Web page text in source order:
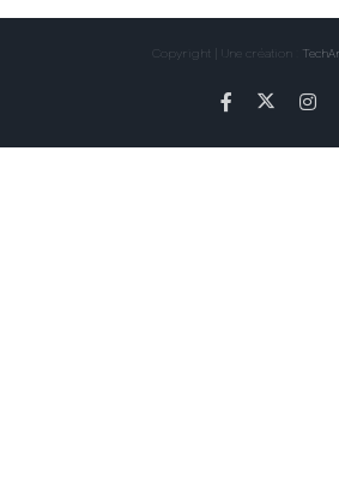
Copyright | Une création :
Facebook